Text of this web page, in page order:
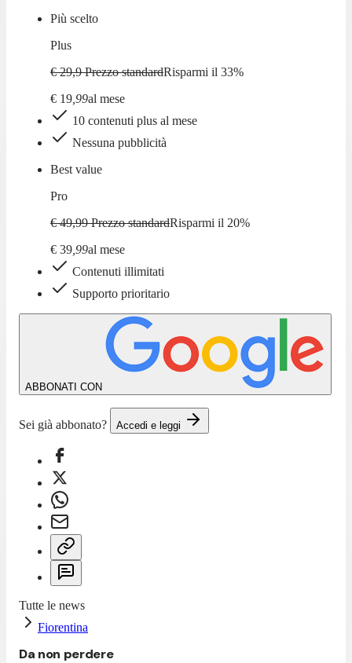
Più scelto
Plus
€ 29,9 Prezzo standardRisparmi il 33%
€ 19 99al mese
10 contenuti plus al mese
Nessuna pubblicità
Best value
Pro
€ 49,99 Prezzo standardRisparmi il 20%
€ 39 99al mese
Contenuti illimitati
Supporto prioritario
ABBONATI CON
Sei già abbonato? Accedi e leggi
Tutte le news
Fiorentina
Da non perdere